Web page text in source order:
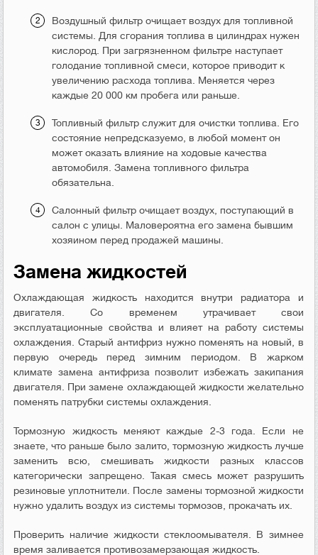
Воздушный фильтр очищает воздух для топливной
системы. Для сгорания топлива в цилиндрах нужен
кислород. При загрязненном фильтре наступает
голодание топливной смеси, которое приводит к
увеличению расхода топлива. Меняется через
каждые 20 000 км пробега или раньше.
Топливный фильтр служит для очистки топлива. Его
состояние непредсказуемо, в любой момент он
может оказать влияние на ходовые качества
автомобиля. Замена топливного фильтра
обязательна.
Салонный фильтр очищает воздух, поступающий в
салон с улицы. Маловероятна его замена бывшим
хозяином перед продажей машины.
Замена жидкостей
Охлаждающая жидкость находится внутри радиатора и
двигателя. Со временем утрачивает свои
эксплуатационные свойства и влияет на работу системы
охлаждения. Старый антифриз нужно поменять на новый, в
первую очередь перед зимним периодом. В жарком
климате замена антифриза позволит избежать закипания
двигателя. При замене охлаждающей жидкости желательно
поменять патрубки системы охлаждения.
Тормозную жидкость меняют каждые 2-3 года. Если не
знаете, что раньше было залито, тормозную жидкость лучше
заменить всю, смешивать жидкости разных классов
категорически запрещено. Такая смесь может разрушить
резиновые уплотнители. После замены тормозной жидкости
нужно удалить воздух из системы тормозов, прокачать их.
Проверить наличие жидкости стеклоомывателя. В зимнее
время заливается противозамерзающая жидкость.